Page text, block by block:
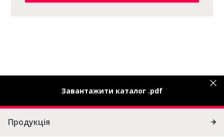
Завантажити каталог .pdf
Продукція